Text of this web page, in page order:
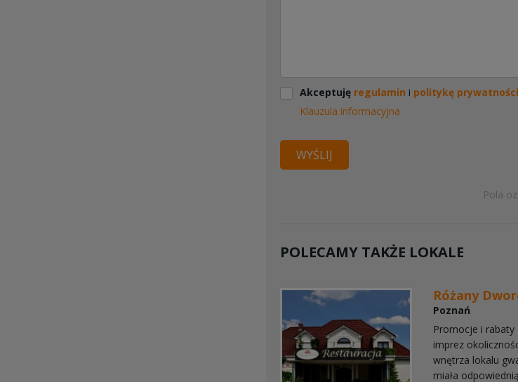
Akceptuję regulamin i politykę prywatności
Klauzula informacyjna
WYŚLIJ
Pola
POLECAMY TAKŻE LOKALE
Różany
Poznań
Promocje i rabaty
imprez
wnętrza lokalu
miała